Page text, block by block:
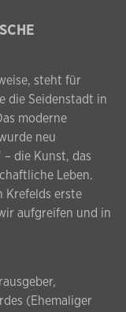
steht für
die Seidenstadt in
moderne
neu
die Kunst, das
Leben.
Krefelds erste
aufgreifen und in
(Ehemaliger